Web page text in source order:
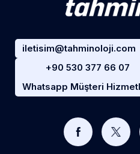
iletisim@tahminoloji.com
+90 530 377 66 07
Whatsapp Müşteri